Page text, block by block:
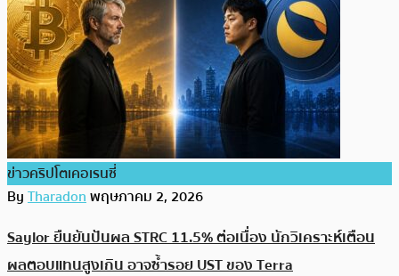
ข่าวคริปโตเคอเรนซี่
ByTharadonพฤษภาคม 2, 2026
Saylor ยืนยันปันผล STRC 11.5% ต่อเนื่อง นักวิเคราะห์เตือน
ผลตอบแทนสูงเกิน อาจซ้ำรอย UST ของ Terra